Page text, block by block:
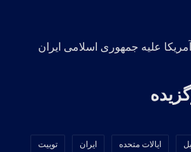
علیه جمهوری اسلامی ایران
ایالات متحده ایران توییت